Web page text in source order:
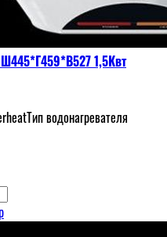
Ш445*Г459*В527 1,5Квт
водонагревателя